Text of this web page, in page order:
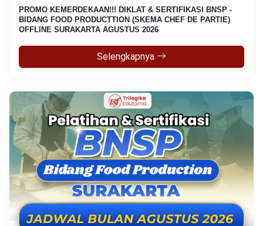
PROMO KEMERDEKAAN!!! DIKLAT & SERTIFIKASI BNSP -
BIDANG FOOD PRODUCTTION (SKEMA CHEF DE PARTIE)
OFFLINE SURAKARTA AGUSTUS 2026
Selengkapnya